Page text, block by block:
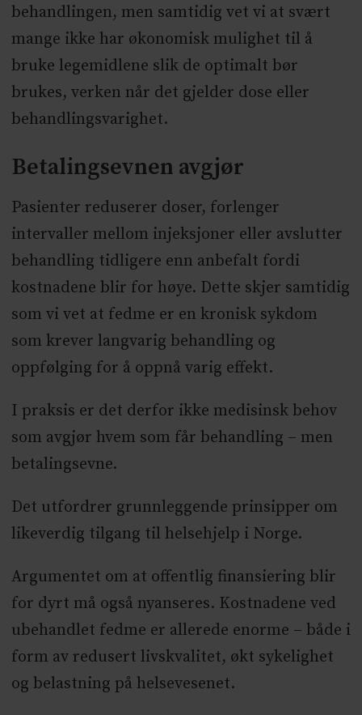
behandlingen, men samtidig vet vi at svært
mange ikke har økonomisk mulighet til å
bruke legemidlene slik de optimalt bør
brukes, verken når det gjelder dose eller
behandlingsvarighet.
Betalingsevnen avgjør
Pasienter reduserer doser, forlenger
intervaller mellom injeksjoner eller avslutter
behandling tidligere enn anbefalt fordi
kostnadene blir for høye. Dette skjer samtidig
som vi vet at fedme er en kronisk sykdom
som krever langvarig behandling og
oppfølging for å oppnå varig effekt.
I praksis er det derfor ikke medisinsk behov
som avgjør hvem som får behandling – men
betalingsevne.
Det utfordrer grunnleggende prinsipper om
likeverdig tilgang til helsehjelp i Norge.
Argumentet om at offentlig finansiering blir
for dyrt må også nyanseres. Kostnadene ved
ubehandlet fedme er allerede enorme – både i
form av redusert livskvalitet, økt sykelighet
og belastning på helsevesenet.